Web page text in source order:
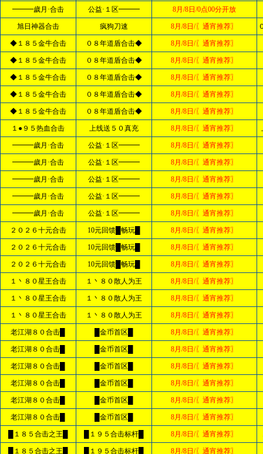
━━━歲月·合击 公益·１区━━━ 8月/8日/0点00分开放
旭日神器合击 疯狗刀速 8月/8日/〖通宵推荐〗
◆１８５金牛合击 ０８年道盾合击◆ 8月/8日/〖通宵推荐〗
◆１８５金牛合击 ０８年道盾合击◆ 8月/8日/〖通宵推荐〗
◆１８５金牛合击 ０８年道盾合击◆ 8月/8日/〖通宵推荐〗
◆１８５金牛合击 ０８年道盾合击◆ 8月/8日/〖通宵推荐〗
◆１８５金牛合击 ０８年道盾合击◆ 8月/8日/〖通宵推荐〗
１●９５热血合击 上线送５０真充 8月/8日/〖通宵推荐〗
━━━歲月·合击 公益·１区━━━ 8月/8日/〖通宵推荐〗
━━━歲月·合击 公益·１区━━━ 8月/8日/〖通宵推荐〗
━━━歲月·合击 公益·１区━━━ 8月/8日/〖通宵推荐〗
━━━歲月·合击 公益·１区━━━ 8月/8日/〖通宵推荐〗
━━━歲月·合击 公益·１区━━━ 8月/8日/〖通宵推荐〗
２０２６十元合击 10元回馈█畅玩█ 8月/8日/〖通宵推荐〗
２０２６十元合击 10元回馈█畅玩█ 8月/8日/〖通宵推荐〗
２０２６十元合击 10元回馈█畅玩█ 8月/8日/〖通宵推荐〗
１丶８０星王合击 １丶８０散人为王 8月/8日/〖通宵推荐〗
１丶８０星王合击 １丶８０散人为王 8月/8日/〖通宵推荐〗
１丶８０星王合击 １丶８０散人为王 8月/8日/〖通宵推荐〗
老江湖８０合击█ █金币首区█ 8月/8日/〖通宵推荐〗
老江湖８０合击█ █金币首区█ 8月/8日/〖通宵推荐〗
老江湖８０合击█ █金币首区█ 8月/8日/〖通宵推荐〗
老江湖８０合击█ █金币首区█ 8月/8日/〖通宵推荐〗
老江湖８０合击█ █金币首区█ 8月/8日/〖通宵推荐〗
老江湖８０合击█ █金币首区█ 8月/8日/〖通宵推荐〗
█１８５合击之王█ █１９５合击标杆█ 8月/8日/〖通宵推荐〗
█１８５合击之王█ █１９５合击标杆█ 8月/8日/〖通宵推荐〗